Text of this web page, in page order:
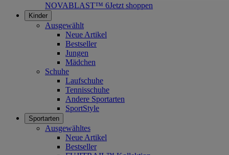
NOVABLAST™ 6Jetzt shoppen
Kinder
Ausgewählt
Neue Artikel
Bestseller
Jungen
Mädchen
Schuhe
Laufschuhe
Tennisschuhe
Andere Sportarten
SportStyle
Sportarten
Ausgewähltes
Neue Artikel
Bestseller